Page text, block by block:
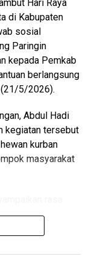
Hebat”.
prestasi,
saat ini
serta semangat
masyarakat
menyampaikan
H. Muhidin
ini, Bumi
rakat, sejahtera,
Hari Raya
di Kabupaten
sosial
Paringin
kepada Pemkab
berlangsung
(21/5/2026).
Abdul Hadi
kegiatan tersebut
kurban
masyarakat
Bank
wujud nyata
keagamaan